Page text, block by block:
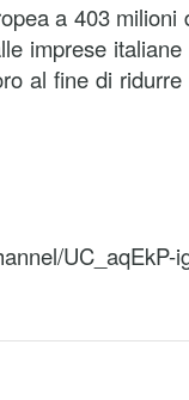
a 403
imprese
al fine di
UC_aqEkP-